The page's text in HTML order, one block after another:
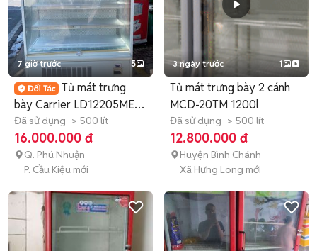
7 giờ trước 5
Tủ mát trưng
bày Carrier LD12205MEA
580 lít ZIN
Đã sử dụng > 500 lít
16.000.000 đ
Q. Phú Nhuận
P. Cầu Kiệu mới
3 ngày trước 1
Tủ mát trưng bày 2 cánh
MCD-20TM 1200l
Đã sử dụng > 500 lít
12.800.000 đ
Huyện Bình Chánh
Xã Hưng Long mới